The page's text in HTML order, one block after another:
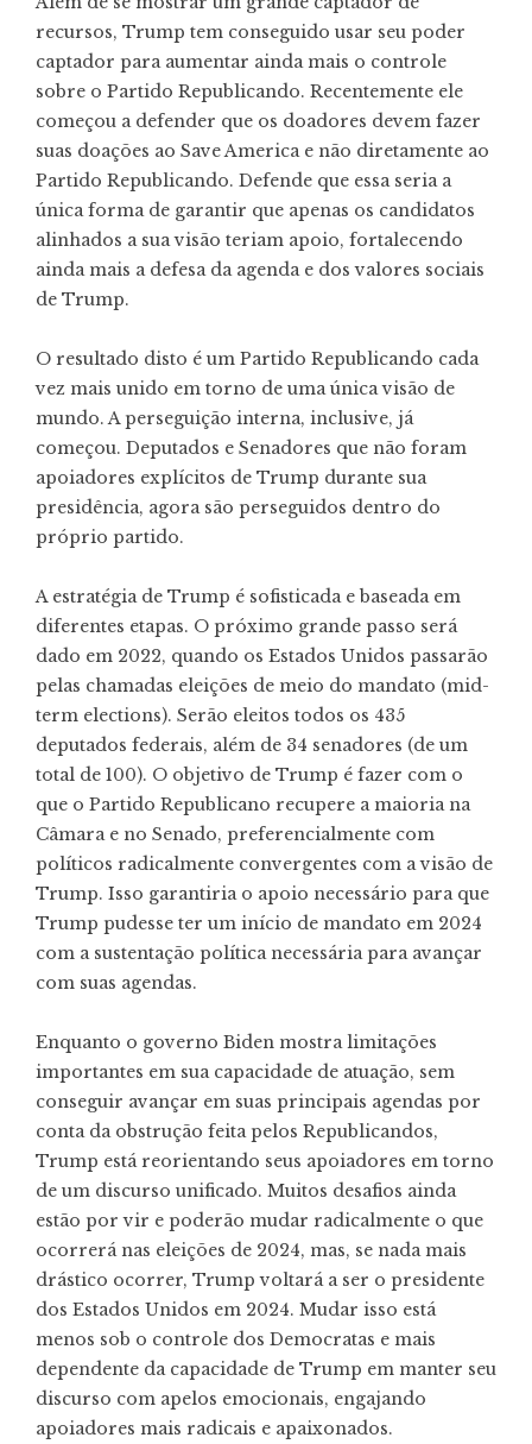
recursos, Trump tem conseguido usar seu poder
captador para aumentar ainda mais o controle
sobre o Partido Republicando. Recentemente ele
começou a defender que os doadores devem fazer
suas doações ao Save America e não diretamente ao
Partido Republicando. Defende que essa seria a
única forma de garantir que apenas os candidatos
alinhados a sua visão teriam apoio, fortalecendo
ainda mais a defesa da agenda e dos valores sociais
de Trump.
O resultado disto é um Partido Republicando cada
vez mais unido em torno de uma única visão de
mundo. A perseguição interna, inclusive, já
começou. Deputados e Senadores que não foram
apoiadores explícitos de Trump durante sua
presidência, agora são perseguidos dentro do
próprio partido.
A estratégia de Trump é sofisticada e baseada em
diferentes etapas. O próximo grande passo será
dado em 2022, quando os Estados Unidos passarão
pelas chamadas eleições de meio do mandato (mid-
term elections). Serão eleitos todos os 435
deputados federais, além de 34 senadores (de um
total de 100). O objetivo de Trump é fazer com o
que o Partido Republicano recupere a maioria na
Câmara e no Senado, preferencialmente com
políticos radicalmente convergentes com a visão de
Trump. Isso garantiria o apoio necessário para que
Trump pudesse ter um início de mandato em 2024
com a sustentação política necessária para avançar
com suas agendas.
Enquanto o governo Biden mostra limitações
importantes em sua capacidade de atuação, sem
conseguir avançar em suas principais agendas por
conta da obstrução feita pelos Republicandos,
Trump está reorientando seus apoiadores em torno
de um discurso unificado. Muitos desafios ainda
estão por vir e poderão mudar radicalmente o que
ocorrerá nas eleições de 2024, mas, se nada mais
drástico ocorrer, Trump voltará a ser o presidente
dos Estados Unidos em 2024. Mudar isso está
menos sob o controle dos Democratas e mais
dependente da capacidade de Trump em manter seu
discurso com apelos emocionais, engajando
apoiadores mais radicais e apaixonados.